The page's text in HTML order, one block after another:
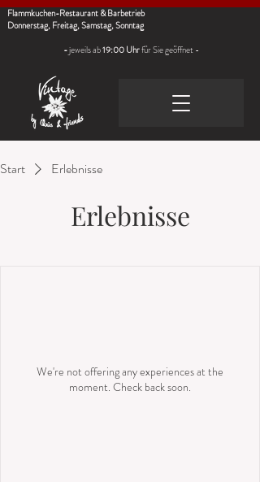
Flammkuchen-Restaurant & Barbetrieb​
Donnerstag, Freitag, Samstag, Sonntag
-jeweils ab19:00 Uhrfür Sie geöffnet -
Start Erlebnisse
Erlebnisse
We're not offering any experiences at the
moment. Check back soon.